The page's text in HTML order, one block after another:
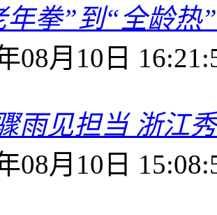
年拳”到“全龄热
08月10日
雨见担当 浙江
08月10日